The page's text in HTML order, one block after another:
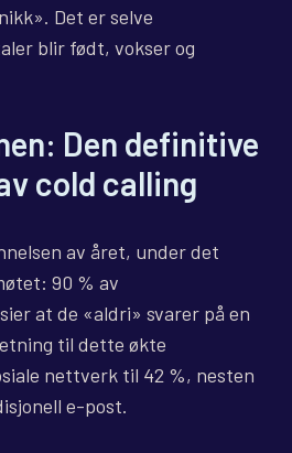
Det er selve
blir født, vokser og
Den definitive
cold calling
av året, under det
90 % av
at de «aldri» svarer på en
til dette økte
nettverk til 42 %, nesten
e-post.